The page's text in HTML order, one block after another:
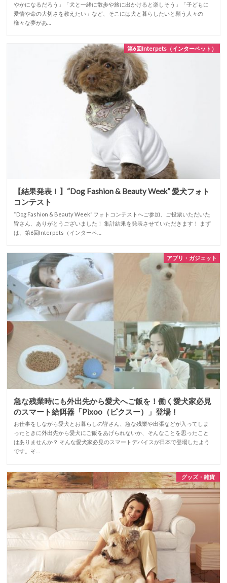
やかになるだろう」「犬と一緒に散歩や旅に出かけると楽しそう」「子どもに
愛情や命の大切さを教えたい」など、そこには犬と暮らしたいと願う人々の
様々な夢があ…
第6回Interpets（インターペット）
【結果発表！】“Dog Fashion & Beauty Week” 愛犬フォト
コンテスト
“Dog Fashion & Beauty Week” フォトコンテストへご参加、ご投票いただいた
皆さん、ありがとうございました！ 集計結果を発表させていただきます！ まず
は、第6回Interpets（インターペ…
アプリ・ガジェット
急な残業時にも外出先から愛犬へご飯を！働く愛犬家必見
のスマート給餌器「Pixoo（ピクスー）」登場！
お仕事をしながら愛犬とお暮らしの皆さん、急な残業や出張などが入ってしま
ったときに外出先から愛犬にご飯をあげられないか、そんなことを思ったこと
はありませんか？ そんな愛犬家必見のスマートデバイスが日本で登場したよう
です。そ…
グッズ・雑貨